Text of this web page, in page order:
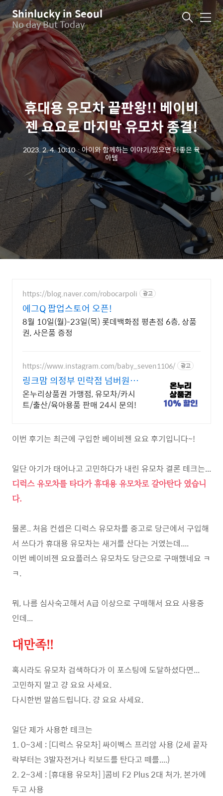
Shinlucky in Seoul
No day But Today 메
뉴
휴대용 유모차 끝판왕!! 베이비
젠 요요로 마지막 유모차 종결!
2023. 2. 4. 10:10ㆍ아이와 함께하는 이야기/있으면 더좋은 육
아템
https://blog.naver.com/robocarpoli 광고
에그Q 팝업스토어 오픈!
8월 10일(월)-23일(목) 롯데백화점 평촌점 6층, 상품
권, 사은품 증정
https://www.instagram.com/baby_seven1106/ 광고
링크맘 의정부 민락점 넘버원유
아용품판매매장
온누리상품권 가맹점, 유모차/카시
트/출산/육아용품 판매 24시 문의!
이번 후기는 최근에 구입한 베이비젠 요요 후기입니다~!
일단 아기가 태어나고 고민하다가 내린 유모차 결론 테크는...
디럭스 유모차를 타다가 휴대용 유모차로 갈아탄다 였습니
다.
물론.. 처음 컨셉은 디럭스 유모차를 중고로 당근에서 구입해
서 쓰다가 휴대용 유모차는 새거를 산다는 거였는데....
이번 베이비젠 요요플러스 유모차도 당근으로 구매했네요 ㅋ
ㅋ.
뭐, 나름 심사숙고해서 A급 이상으로 구매해서 요요 사용중
인데...
대만족!!
혹시라도 유모차 검색하다가 이 포스팅에 도달하셨다면...
고민하지 말고 걍 요요 사세요.
다시한번 말씀드립니다. 걍 요요 사세요.
일단 제가 사용한 테크는
1. 0~3세 : [디럭스 유모차] 싸이벡스 프리암 사용 (2세 끝자
락부터는 3발자전거나 킥보드를 탄다고 떼를....)
2. 2~3세 : [휴대용 유모차] ]콤비 F2 Plus 2대 처가, 본가에
두고 사용